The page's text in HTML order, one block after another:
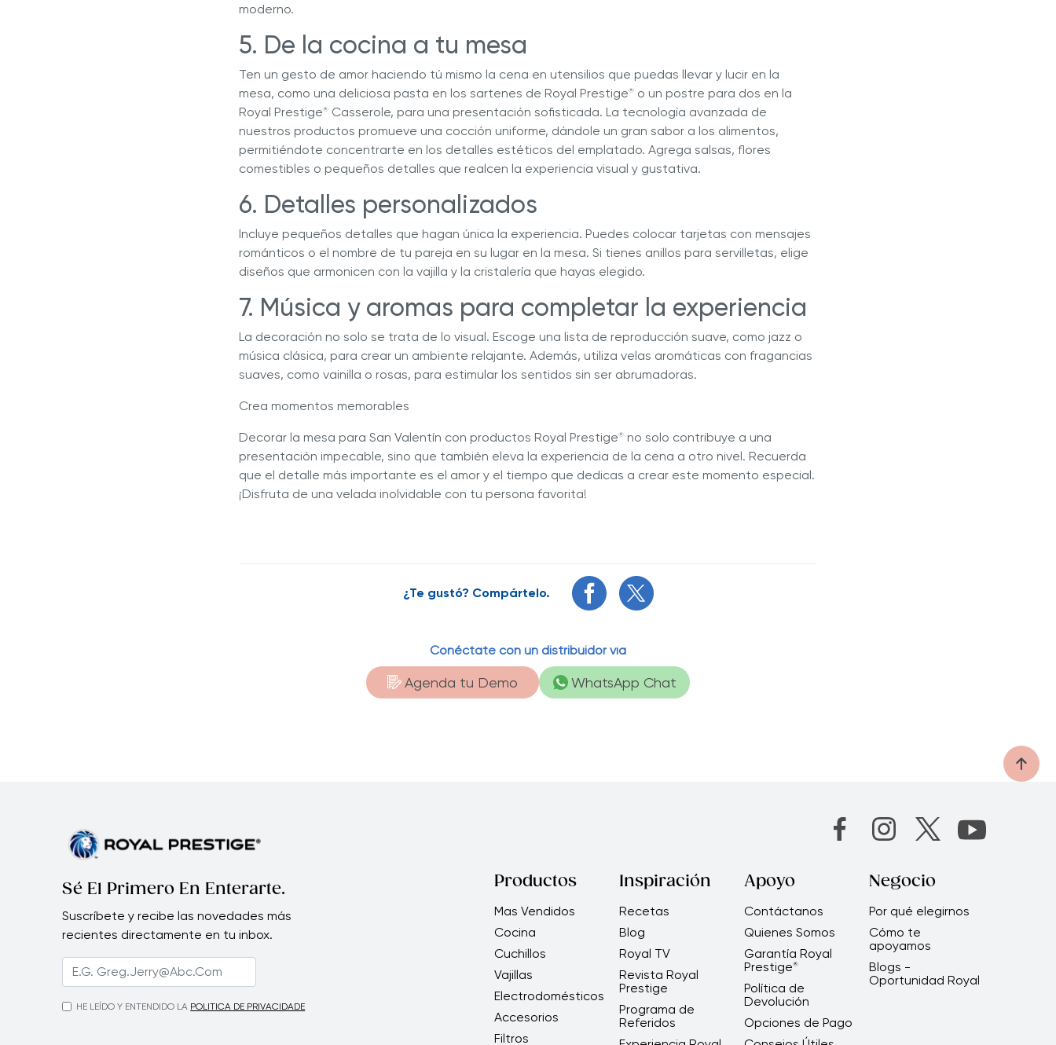
moderno.
5. De la cocina a tu mesa
Ten un gesto de amor haciendo tú mismo la cena en utensilios que puedas llevar y lucir en la
mesa, como una deliciosa pasta en los sartenes de Royal Prestige® o un postre para dos en la
Royal Prestige® Casserole, para una presentación sofisticada. La tecnología avanzada de
nuestros productos promueve una cocción uniforme, dándole un gran sabor a los alimentos,
permitiéndote concentrarte en los detalles estéticos del emplatado. Agrega salsas, flores
comestibles o pequeños detalles que realcen la experiencia visual y gustativa.
6. Detalles personalizados
Incluye pequeños detalles que hagan única la experiencia. Puedes colocar tarjetas con mensajes
románticos o el nombre de tu pareja en su lugar en la mesa. Si tienes anillos para servilletas, elige
diseños que armonicen con la vajilla y la cristalería que hayas elegido.
7. Música y aromas para completar la experiencia
La decoración no solo se trata de lo visual. Escoge una lista de reproducción suave, como jazz o
música clásica, para crear un ambiente relajante. Además, utiliza velas aromáticas con fragancias
suaves, como vainilla o rosas, para estimular los sentidos sin ser abrumadoras.
Crea momentos memorables
Decorar la mesa para San Valentín con productos Royal Prestige® no solo contribuye a una
presentación impecable, sino que también eleva la experiencia de la cena a otro nivel. Recuerda
que el detalle más importante es el amor y el tiempo que dedicas a crear este momento especial.
¡Disfruta de una velada inolvidable con tu persona favorita!
¿Te gustó? Compártelo.
Conéctate con un distribuidor vía
Agenda tu Demo WhatsApp Chat
Sé El Primero En Enterarte.
Suscríbete y recibe las novedades más
recientes directamente en tu inbox.
HE LEÍDO Y ENTENDIDO LA POLITICA DE PRIVACIDADE
Productos
Mas Vendidos
Cocina
Cuchillos
Vajillas
Electrodomésticos
Accesorios
Filtros
Inspiración
Recetas
Blog
Royal TV
Revista Royal
Prestige
Programa de
Referidos
Apoyo
Contáctanos
Quienes Somos
Garantía Royal
Prestige®
Política de
Devolución
Opciones de Pago
Negocio
Por qué elegirnos
Cómo te
apoyamos
Blogs -
Oportunidad Royal